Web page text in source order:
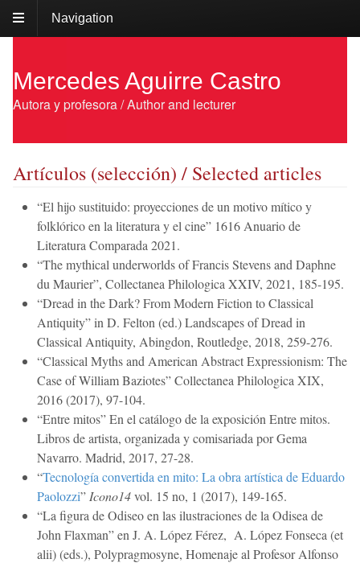
Navigation
Mercedes Aguirre Castro
Autora y profesora / Author and lecturer
Artículos (selección) / Selected articles
“El hijo sustituido: proyecciones de un motivo mítico y
folklórico en la literatura y el cine” 1616 Anuario de
Literatura Comparada 2021.
“The mythical underworlds of Francis Stevens and Daphne
du Maurier”, Collectanea Philologica XXIV, 2021, 185-195.
“Dread in the Dark? From Modern Fiction to Classical
Antiquity” in D. Felton (ed.) Landscapes of Dread in
Classical Antiquity, Abingdon, Routledge, 2018, 259-276.
“Classical Myths and American Abstract Expressionism: The
Case of William Baziotes” Collectanea Philologica XIX,
2016 (2017), 97-104.
“Entre mitos” En el catálogo de la exposición Entre mitos.
Libros de artista, organizada y comisariada por Gema
Navarro. Madrid, 2017, 27-28.
“Tecnología convertida en mito: La obra artística de Eduardo
Paolozzi” Icono14vol. 15 no, 1 (2017), 149-165.
“La figura de Odiseo en las ilustraciones de la Odisea de
John Flaxman” en J. A. López Férez, A. López Fonseca (et
alii) (eds.), Polypragmosyne, Homenaje al Profesor Alfonso